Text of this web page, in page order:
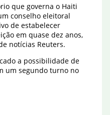
que governa o Haiti
conselho eleitoral
de estabelecer
em quase dez anos,
notícias Reuters.
a possibilidade de
um segundo turno no